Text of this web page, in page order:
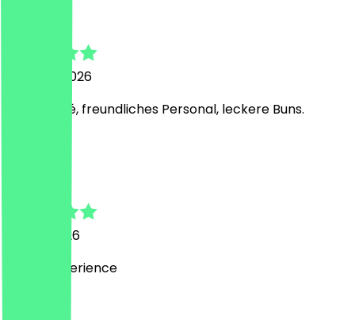
1. August 2026
Tolles Café, freundliches Personal, leckere Buns.
30. Juli 2026
Great experience